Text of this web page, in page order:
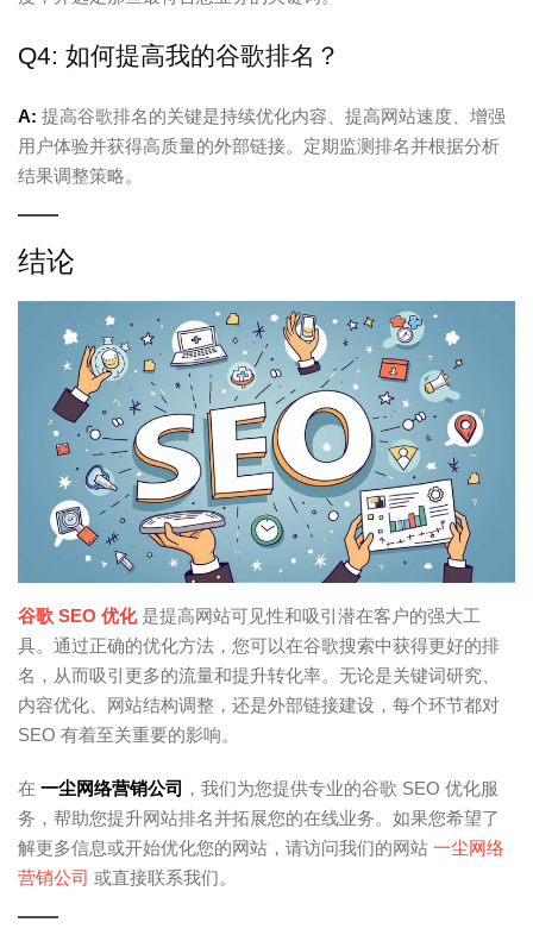
Q4: 如何提高我的谷歌排名？
A: 提高谷歌排名的关键是持续优化内容、提高网站速度、增强
用户体验并获得高质量的外部链接。定期监测排名并根据分析
结果调整策略。
结论
谷歌 SEO 优化是提高网站可见性和吸引潜在客户的强大工
具。通过正确的优化方法，您可以在谷歌搜索中获得更好的排
名，从而吸引更多的流量和提升转化率。无论是关键词研究、
内容优化、网站结构调整，还是外部链接建设，每个环节都对
SEO 有着至关重要的影响。
在 一尘网络营销公司 ，我们为您提供专业的谷歌 SEO 优化服
务，帮助您提升网站排名并拓展您的在线业务。如果您希望了
解更多信息或开始优化您的网站，请访问我们的网站 一尘网络
营销公司 或直接联系我们。